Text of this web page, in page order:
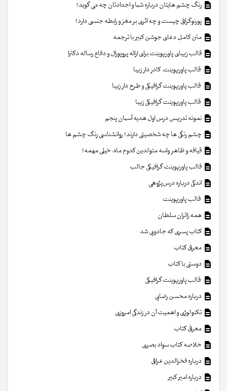
رنگ چشم هایتان درباره شما و اجدادتان چه می گوید؟
پورنوگرافی چیست و چه اثری بر مغز و رابطه جنسی دارد؟
متن کامل دعای جوشن کبیر با ترجمه
قالب زیبای پاورپوینت برای ارائه پروپوزال و دفاع رساله دکترا
قالب پاورپوینت کادر دار زیبا
قالب پاورپوینت گرافیکی و طرح دار زیبا
قالب پاورپوینت گرافیکی زیبا
نمونه تدریس درس اول هدیه آسمان پنجم
چشم رنگی ها چه شخصیتی دارند؟ روانشناسی رنگ چشم ها
قیافه و ظاهر واسه متولدین کدوم ماه، خیلی مهمه؟
قالب پاورپوینت گرافیکی جالب
اندکی درباره درس‌پژوهی
قالب پاورپوینت
همه زائران سلطان
کتاب پسری که جادویی شد
معرفی کتاب
دوستی با کتاب
قالب پاورپوینت گرافیکی
درباره محسن رضایی
تکنولوژی و اهمیت آن در زندگی امروزی
معرفی کتاب
خلاصه کتاب سواد بصری
درباره فخرالدین عراقی
درباره امیر کبیر